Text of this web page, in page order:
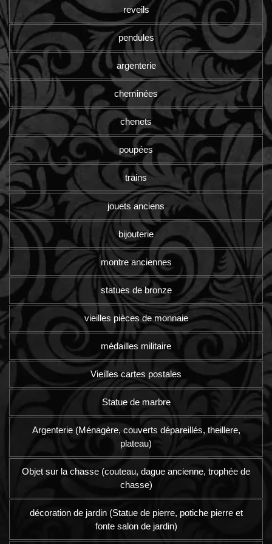
reveils
pendules
argenterie
cheminées
chenets
poupées
trains
jouets anciens
bijouterie
montre anciennes
statues de bronze
vieilles pièces de monnaie
médailles militaire
Vieilles cartes postales
Statue de marbre
Argenterie (Ménagère, couverts dépareillés, theillere,
plateau)
Objet sur la chasse (couteau, dague ancienne, trophée de
chasse)
décoration de jardin (Statue de pierre, potiche pierre et
fonte salon de jardin)